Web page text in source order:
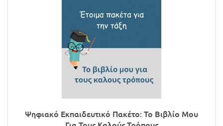
Ψηφιακό Εκπαιδευτικό Πακέτο: Το Βιβλίο Μου